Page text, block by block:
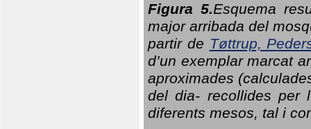
Figura 5.Esquema
major arribada del
partir de Tøttrup,
d’un exemplar marcat
aproximades
del dia- recollides per
diferents mesos, tal i